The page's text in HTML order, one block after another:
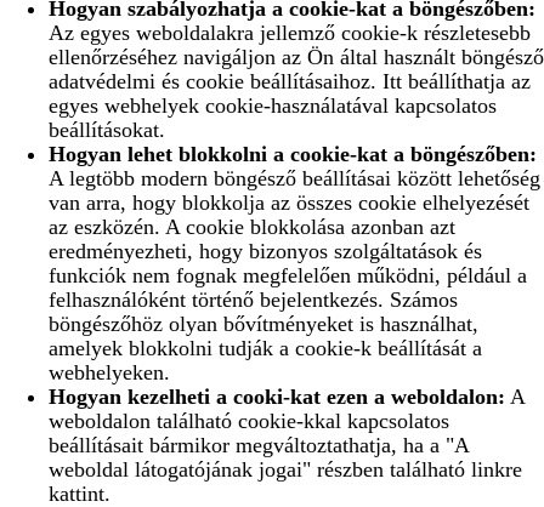
Hogyan szabályozhatja a cookie-kat a böngészőben:
Az egyes weboldalakra jellemző cookie-k részletesebb
ellenőrzéséhez navigáljon az Ön által használt böngésző
adatvédelmi és cookie beállításaihoz. Itt beállíthatja az
egyes webhelyek cookie-használatával kapcsolatos
beállításokat.
Hogyan lehet blokkolni a cookie-kat a böngészőben:
A legtöbb modern böngésző beállításai között lehetőség
van arra, hogy blokkolja az összes cookie elhelyezését
az eszközén. A cookie blokkolása azonban azt
eredményezheti, hogy bizonyos szolgáltatások és
funkciók nem fognak megfelelően működni, például a
felhasználóként történő bejelentkezés. Számos
böngészőhöz olyan bővítményeket is használhat,
amelyek blokkolni tudják a cookie-k beállítását a
webhelyeken.
Hogyan kezelheti a cooki-kat ezen a weboldalon: A
weboldalon található cookie-kkal kapcsolatos
beállításait bármikor megváltoztathatja, ha a "A
weboldal látogatójának jogai" részben található linkre
kattint.